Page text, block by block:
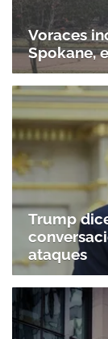
Voraces
Spokane,
Trump
ataques